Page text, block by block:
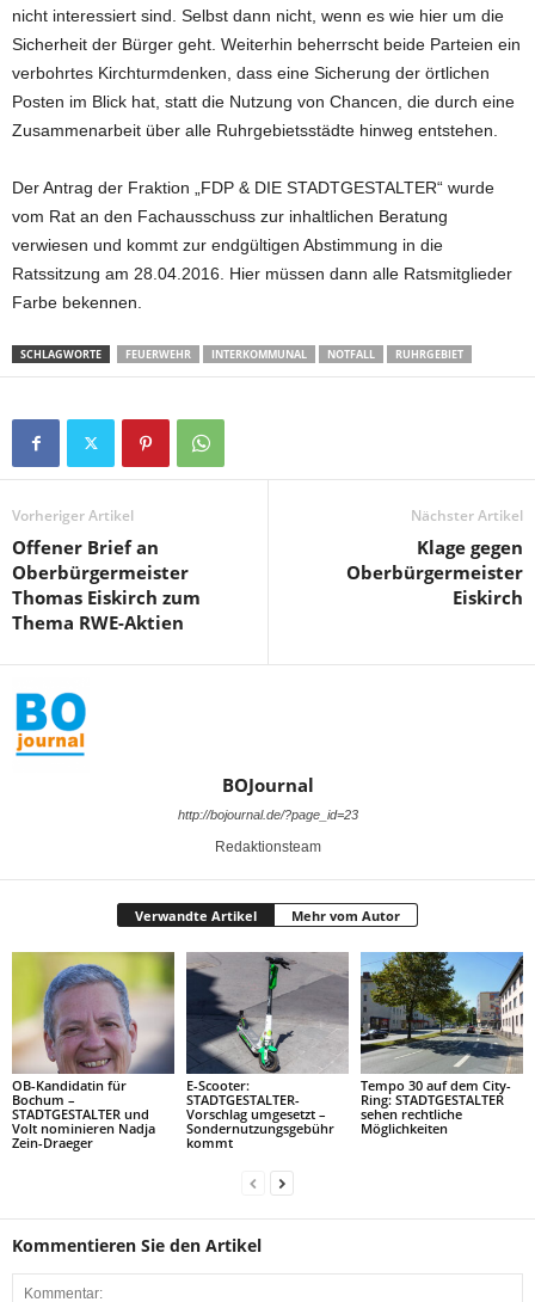
nicht interessiert sind. Selbst dann nicht, wenn es wie hier um die
Sicherheit der Bürger geht. Weiterhin beherrscht beide Parteien ein
verbohrtes Kirchturmdenken, dass eine Sicherung der örtlichen
Posten im Blick hat, statt die Nutzung von Chancen, die durch eine
Zusammenarbeit über alle Ruhrgebietsstädte hinweg entstehen.
Der Antrag der Fraktion „FDP & DIE STADTGESTALTER“ wurde
vom Rat an den Fachausschuss zur inhaltlichen Beratung
verwiesen und kommt zur endgültigen Abstimmung in die
Ratssitzung am 28.04.2016. Hier müssen dann alle Ratsmitglieder
Farbe bekennen.
SCHLAGWORTE FEUERWEHR INTERKOMMUNAL NOTFALL RUHRGEBIET
Vorheriger Artikel
Offener Brief an
Oberbürgermeister
Thomas Eiskirch zum
Thema RWE-Aktien
Nächster Artikel
Klage gegen
Oberbürgermeister
Eiskirch
BOJournal
http://bojournal.de/?page_id=23
Redaktionsteam
Verwandte Artikel Mehr vom Autor
OB-Kandidatin für
Bochum –
STADTGESTALTER und
Volt nominieren Nadja
Zein-Draeger
E-Scooter:
STADTGESTALTER-
Vorschlag umgesetzt –
Sondernutzungsgebühr
kommt
Tempo 30 auf dem City-
Ring: STADTGESTALTER
sehen rechtliche
Möglichkeiten
Kommentieren Sie den Artikel